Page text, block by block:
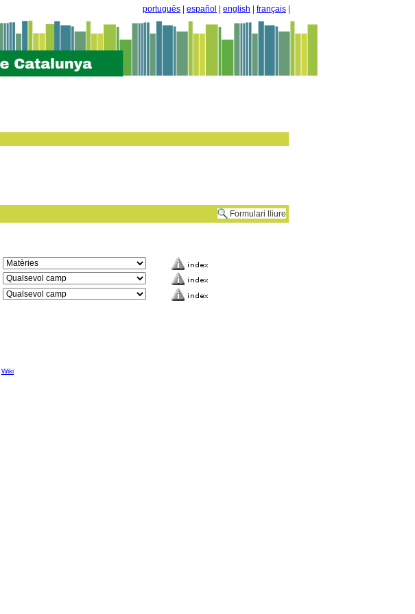
português español english français
Formulari lliure
Wiki